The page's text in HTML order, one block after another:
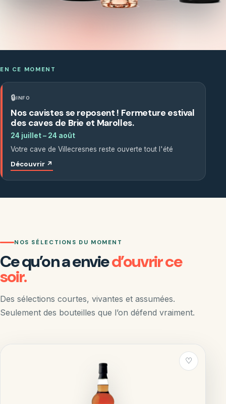
EN CE MOMENT
🔒INFO
Nos cavistes se reposent ! Fermeture estival
des caves de Brie et Marolles.
24 juillet – 24 août
Votre cave de Villecresnes reste ouverte tout l'été
Découvrir ↗
NOS SÉLECTIONS DU MOMENT
Ce qu’on a envied’ouvrir ce
soir.
Des sélections courtes, vivantes et assumées.
Seulement des bouteilles que l’on défend vraiment.
♡